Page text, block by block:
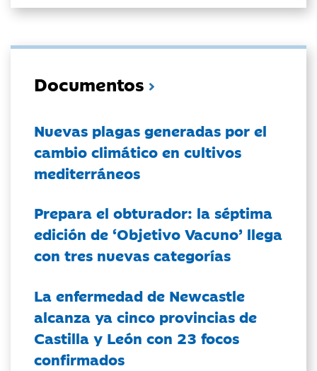
Documentos
Nuevas plagas generadas por el
cambio climático en cultivos
mediterráneos
Prepara el obturador: la séptima
edición de ‘Objetivo Vacuno’ llega
con tres nuevas categorías
La enfermedad de Newcastle
alcanza ya cinco provincias de
Castilla y León con 23 focos
confirmados